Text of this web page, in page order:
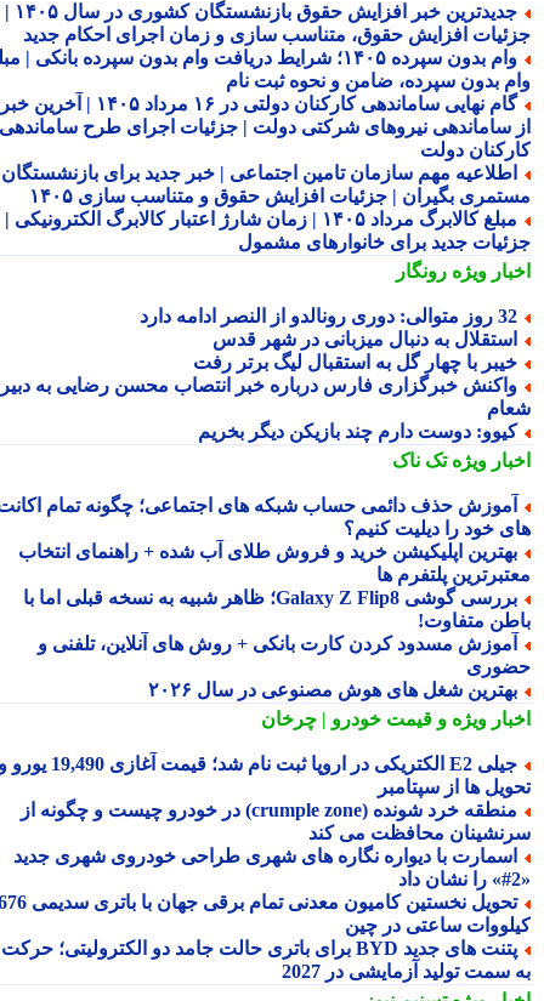
جدیدترین خبر افزایش حقوق بازنشستگان کشوری در سال ۱۴۰۵ |
افزایش حقوق، متناسب سازی و زمان اجرای احکام جدید
وام بدون سپرده ۱۴۰۵؛ شرایط دریافت وام بدون سپرده بانکی | مبلغ
بدون سپرده، ضامن و نحوه ثبت نام
گام نهایی ساماندهی کارکنان دولتی در ۱۶ مرداد ۱۴۰۵ | آخرین خبر
ساماندهی نیروهای شرکتی دولت | جزئیات اجرای طرح ساماندهی
دولت
مهم سازمان تامین اجتماعی | خبر جدید برای بازنشستگان و
بگیران | جزئیات افزایش حقوق و متناسب سازی ۱۴۰۵
مبلغ کالابرگ مرداد ۱۴۰۵ | زمان شارژ اعتبار کالابرگ الکترونیکی |
جدید برای خانوارهای مشمول
ویژهرونگار
دوری رونالدو از النصر ادامه دارد
به دنبال میزبانی در شهر قدس
با چهار گل به استقبال لیگ برتر رفت
خبرگزاری فارس درباره خبر انتصاب محسن رضایی به دبیری
دوست دارم چند بازیکن دیگر بخریم
ویژهتک ناک
حذف دائمی حساب شبکه های اجتماعی؛ چگونه تمام اکانت
خود را دیلیت کنیم؟
اپلیکیشن خرید و فروش طلای آب شده + راهنمای انتخاب
پلتفرم ها
بررسی گوشی Galaxy Z Flip8؛ ظاهر شبیه به نسخه قبلی اما با
متفاوت!
مسدود کردن کارت بانکی + روش های آنلاین، تلفنی و
شغل های هوش مصنوعی در سال ۲۰۲۶
ویژهو قیمت خودرو | چرخان
جیلی E2 الکتریکی در اروپا ثبت نام شد؛ قیمت آغازی 19,490 یورو و
ها از سپتامبر
منطقه خرد شونده (crumple zone) در خودرو چیست و چگونه از
محافظت می کند
با دیواره نگاره های شهری طراحی خودروی شهری جدید
تحویل نخستین کامیون معدنی تمام برقی جهان با باتری سدیمی 676
ساعتی در چین
پتنت های جدید BYD برای باتری حالت جامد دو الکترولیتی؛ حرکت
سمت تولید آزمایشی در 2027